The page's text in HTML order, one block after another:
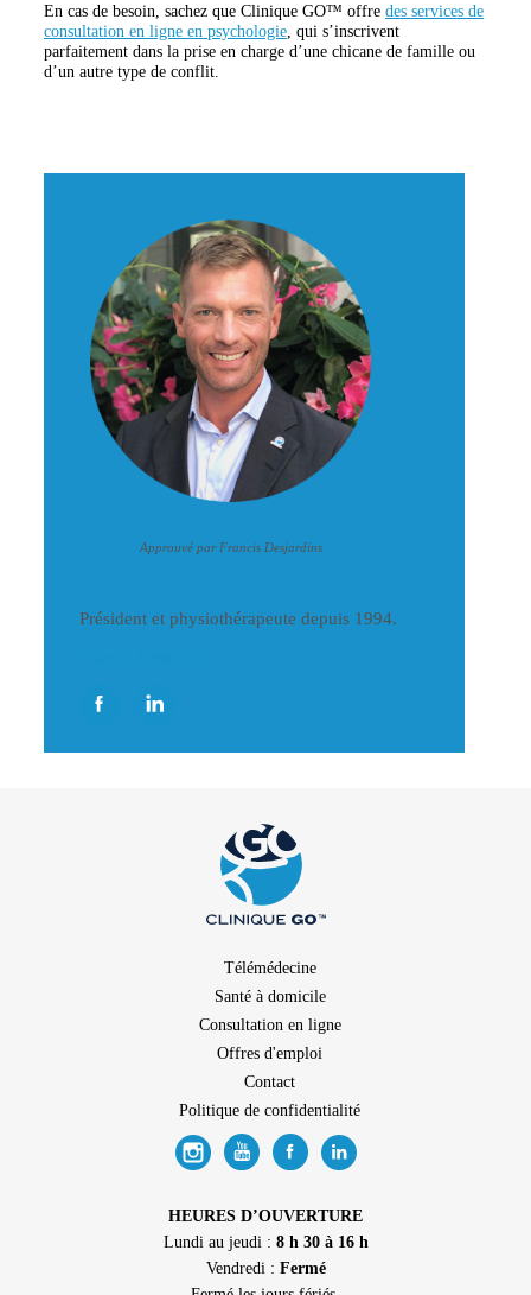
En cas de besoin, sachez que Clinique GO™ offre des services de
consultation en ligne en psychologie, qui s’inscrivent
parfaitement dans la prise en charge d’une chicane de famille ou
d’un autre type de conflit.
Approuvé par Francis Desjardins
Président et physiothérapeute depuis 1994.
Télémédecine
Santé à domicile
Consultation en ligne
Offres d'emploi
Contact
Politique de confidentialité
HEURES D’OUVERTURE
Lundi au jeudi : 8 h 30 à 16 h
Vendredi : Fermé